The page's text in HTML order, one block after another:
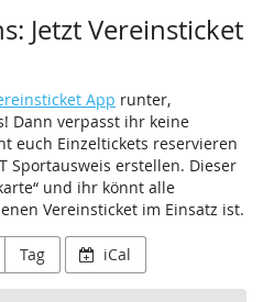
Jetzt Vereinsticket
App runter,
Dann verpasst ihr keine
euch Einzeltickets reservieren
Sportausweis erstellen. Dieser
und ihr könnt alle
Vereinsticket im Einsatz ist.
Tag iCal